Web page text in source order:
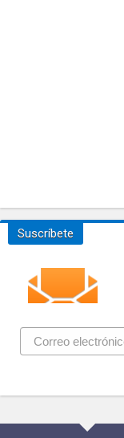
Suscríbete